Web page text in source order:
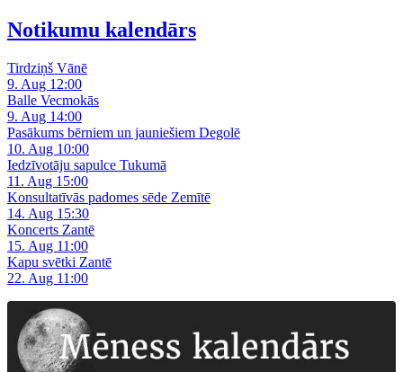
Notikumu kalendārs
Tirdziņš Vānē
9. Aug 12:00
Balle Vecmokās
9. Aug 14:00
Pasākums bērniem un jauniešiem Degolē
10. Aug 10:00
Iedzīvotāju sapulce Tukumā
11. Aug 15:00
Konsultatīvās padomes sēde Zemītē
14. Aug 15:30
Koncerts Zantē
15. Aug 11:00
Kapu svētki Zantē
22. Aug 11:00